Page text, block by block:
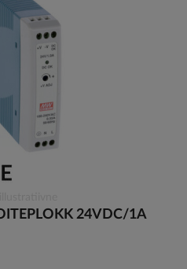
24VDC/1A